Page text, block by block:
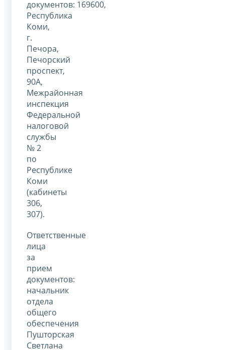
документов: 169600,
Республика
Коми,
г.
Печора,
Печорский
проспект,
90А,
Межрайонная
инспекция
Федеральной
налоговой
службы
№ 2
по
Республике
Коми
(кабинеты
306,
307).
Ответственные
лица
за
прием
документов:
начальник
отдела
общего
обеспечения
Пушторская
Светлана